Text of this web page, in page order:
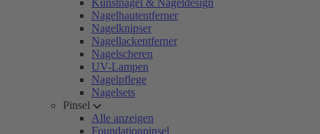
Kunstnägel & Nageldesign
Nagelhautentferner
Nagelknipser
Nagellackentferner
Nagelscheren
UV-Lampen
Nagelpflege
Nagelsets
Pinsel
Alle anzeigen
Foundationpinsel